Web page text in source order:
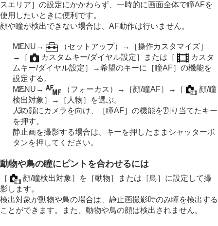
スエリア］ の設定にかかわらず、一時的に画面全体で瞳AFを
使用したいときに便利です。
顔や瞳が検出できない場合は、AF動作は行いません。
MENU → （セットアップ）→
［操作カスタマイズ］
→
［ カスタムキー/ダイヤル設定］ または ［
カスタ
ムキー/ダイヤル設定］
→希望のキーに ［瞳AF］ の機能を
設定する。
MENU → （フォーカス ）→ ［顔/瞳AF］ → ［
顔/瞳
検出対象］
→ ［人物］
を選ぶ。
人の顔にカメラを向け、
［瞳AF］ の機能を割り当てたキー
を押す。
静止画を撮影する場合は、キーを押したままシャッターボ
タンを押してください。
動物や鳥の瞳にピントを合わせるには
［ 顔/瞳検出対象］ を ［動物］ または ［鳥］ に設定して撮
影します。
検出対象が動物や鳥の場合は、静止画撮影時のみ瞳を検出する
ことができます。また、動物や鳥の顔は検出されません。